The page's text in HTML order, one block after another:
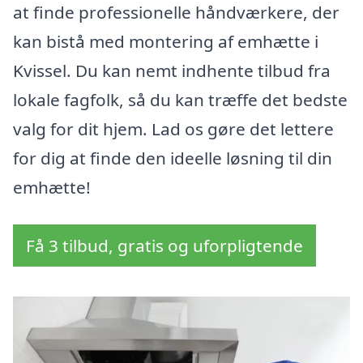
at finde professionelle håndværkere, der
kan bistå med montering af emhætte i
Kvissel. Du kan nemt indhente tilbud fra
lokale fagfolk, så du kan træffe det bedste
valg for dit hjem. Lad os gøre det lettere
for dig at finde den ideelle løsning til din
emhætte!
Få 3 tilbud, gratis og uforpligtende